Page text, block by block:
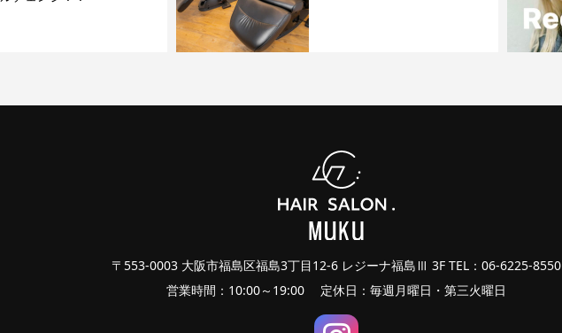
〒553-0003 大阪市福島区福島3丁目12-6 レジーナ福島Ⅲ 3F TEL：06-6225-8550
営業時間：10:00～19:00 定休日：毎週月曜日・第三火曜日